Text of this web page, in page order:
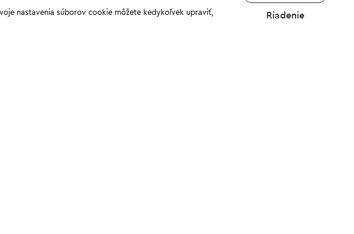
nastavenia súborov cookie môžete kedykoľvek upraviť,
Riadenie